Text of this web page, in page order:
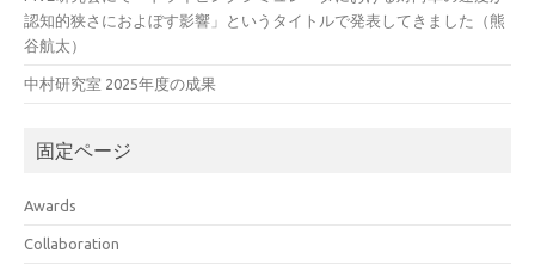
認知的狭さにおよぼす影響」というタイトルで発表してきました（熊
谷航太）
中村研究室 2025年度の成果
固定ページ
Awards
Collaboration